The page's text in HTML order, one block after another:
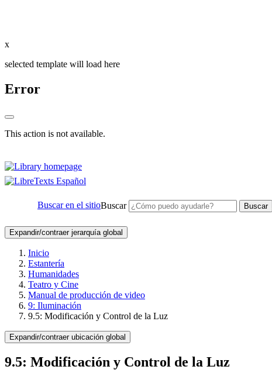
x
selected template will load here
Error
This action is not available.
Buscar en el sitioBuscar Buscar
Expandir/contraer jerarquía global
Inicio
Estantería
Humanidades
Teatro y Cine
Manual de producción de video
9: Iluminación
9.5: Modificación y Control de la Luz
Expandir/contraer ubicación global
9.5: Modificación y Control de la Luz